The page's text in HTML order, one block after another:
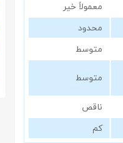
معمولاً خیر
محدود
متوسط
متوسط
ناقص
کم